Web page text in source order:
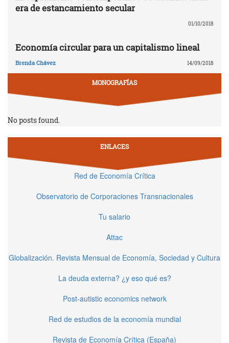
era de estancamiento secular
01/10/2018
Economía circular para un capitalismo lineal
Brenda Chávez 14/09/2018
MONOGRAFÍAS
No posts found.
ENLACES
Red de Economía Crítica
Observatorio de Corporaciones Transnacionales
Tu salario
Attac
Globalización. Revista Mensual de Economía, Sociedad y Cultura
La deuda externa? ¿y eso qué es?
Post-autistic economics network
Red de estudios de la economía mundial
Revista de Economía Crítica (España)